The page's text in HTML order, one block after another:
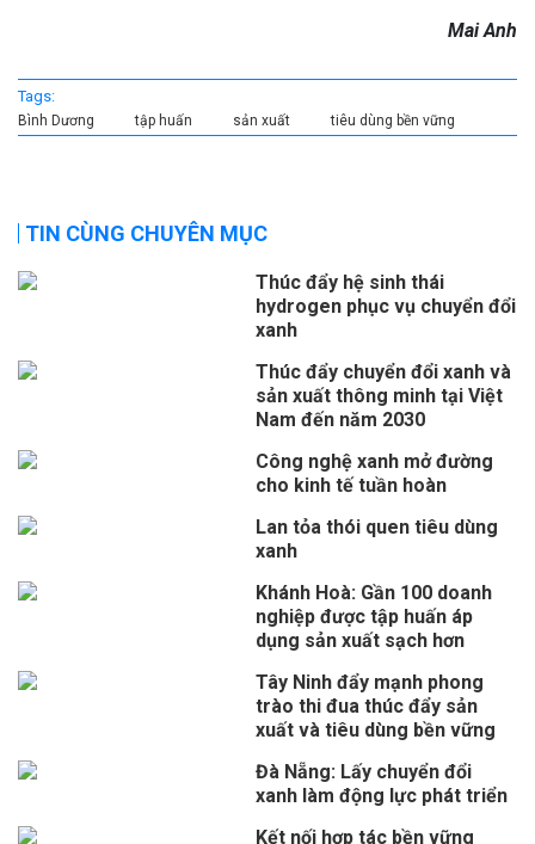
Mai Anh
Tags:
Bình Dương tập huấn sản xuất tiêu dùng bền vững
TIN CÙNG CHUYÊN MỤC
Thúc đẩy hệ sinh thái
hydrogen phục vụ chuyển đổi
xanh
Thúc đẩy chuyển đổi xanh và
sản xuất thông minh tại Việt
Nam đến năm 2030
Công nghệ xanh mở đường
cho kinh tế tuần hoàn
Lan tỏa thói quen tiêu dùng
xanh
Khánh Hoà: Gần 100 doanh
nghiệp được tập huấn áp
dụng sản xuất sạch hơn
Tây Ninh đẩy mạnh phong
trào thi đua thúc đẩy sản
xuất và tiêu dùng bền vững
Đà Nẵng: Lấy chuyển đổi
xanh làm động lực phát triển
Kết nối hợp tác bền vững